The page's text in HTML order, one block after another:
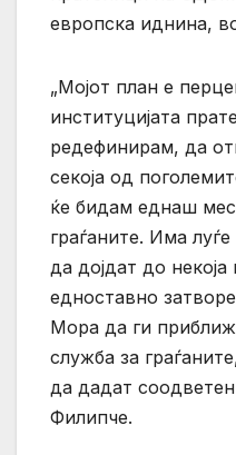
европска иднина,
„Мојот план е
институцијата
редефинирам, да
секоја од
ќе бидам еднаш
граѓаните. Има
да дојдат до некоја
едноставно
Мора да ги
служба за
да дадат соодветен
Филипче.